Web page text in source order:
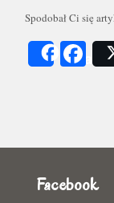
Spodobał Ci się
Share
Facebook